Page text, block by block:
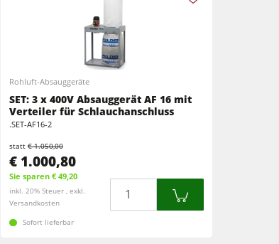
Rohluft-Absauggeräte
SET: 3 x 400V Absauggerät AF 16 mit
Verteiler für Schlauchanschluss
.SET-AF16-2
statt€ 1.050,00
€ 1.000,80
Sie sparen € 49,20
inkl. 20% Steuer , exkl.
Versandkosten
Sofort lieferbar